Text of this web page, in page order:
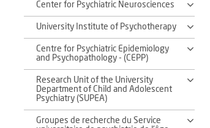
Center for Psychiatric Neurosciences
University Institute of Psychotherapy
Centre for Psychiatric Epidemiology
and Psychopathology - (CEPP)
Research Unit of the University
Department of Child and Adolescent
Psychiatry (SUPEA)
Groupes de recherche du Service